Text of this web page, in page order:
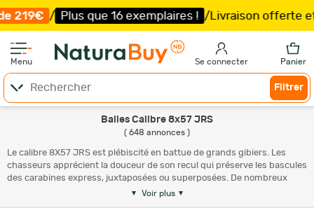
exemplaires ! /Livraison offerte et expédition sous 5
Menu Se connecter Panier
Filtrer
Balles Calibre 8x57 JRS
( 648 annonces )
Le calibre 8X57 JRS est plébiscité en battue de grands gibiers. Les
chasseurs apprécient la douceur de son recul qui préserve les bascules
des carabines express, juxtaposées ou superposées. De nombreux
encartoucheurs comme Hornady, Norma, RWS, Sako, Sellier et Bellot, et
Voir plus